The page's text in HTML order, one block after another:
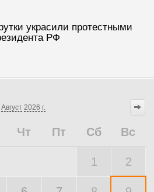
украсили протестными
РФ
Август 2026 г.
Чт Пт Сб Вс
1 2